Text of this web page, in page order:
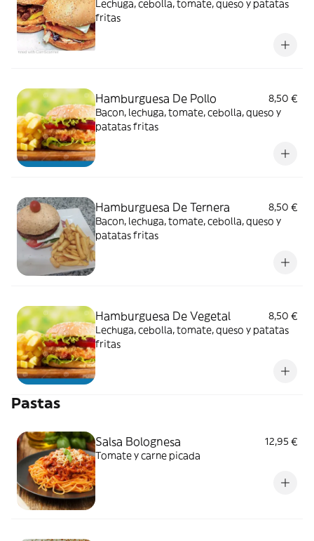
Lechuga, cebolla, tomate, queso y patatas
fritas
Hamburguesa De Pollo
8,50 €
Bacon, lechuga, tomate, cebolla, queso y
patatas fritas
Hamburguesa De Ternera
8,50 €
Bacon, lechuga, tomate, cebolla, queso y
patatas fritas
Hamburguesa De Vegetal
8,50 €
Lechuga, cebolla, tomate, queso y patatas
fritas
Pastas
Salsa Bolognesa
12,95 €
Tomate y carne picada